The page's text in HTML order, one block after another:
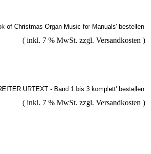
( inkl. 7 % MwSt. zzgl. Versandkosten )
( inkl. 7 % MwSt. zzgl. Versandkosten )